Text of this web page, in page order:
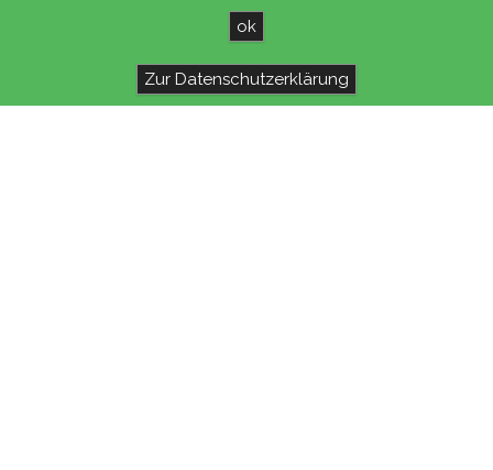
ok
Zur Datenschutzerklärung